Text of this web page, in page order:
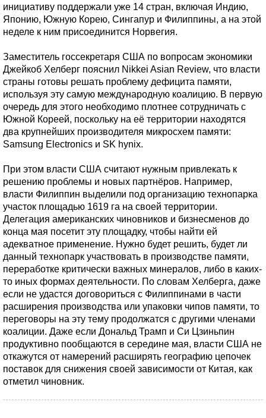
инициативу поддержали уже 14 стран, включая Индию,
Японию, Южную Корею, Сингапур и Филиппины, а на этой
неделе к ним присоединится Норвегия.
Заместитель госсекретаря США по вопросам экономики
Джейкоб Хелберг пояснил Nikkei Asian Review, что власти
страны готовы решать проблему дефицита памяти,
используя эту самую международную коалицию. В первую
очередь для этого необходимо плотнее сотрудничать с
Южной Кореей, поскольку на её территории находятся
два крупнейших производителя микросхем памяти:
Samsung Electronics и SK hynix.
При этом власти США считают нужным привлекать к
решению проблемы и новых партнёров. Например,
власти Филиппин выделили под организацию технопарка
участок площадью 1619 га на своей территории.
Делегация американских чиновников и бизнесменов до
конца мая посетит эту площадку, чтобы найти ей
адекватное применение. Нужно будет решить, будет ли
данный технопарк участвовать в производстве памяти,
переработке критически важных минералов, либо в каких-
то иных формах деятельности. По словам Хелберга, даже
если не удастся договориться с Филиппинами в части
расширения производства или упаковки чипов памяти, то
переговоры на эту тему продолжатся с другими членами
коалиции. Даже если Дональд Трамп и Си Цзиньпин
продуктивно пообщаются в середине мая, власти США не
откажутся от намерений расширять географию цепочек
поставок для снижения своей зависимости от Китая, как
отметил чиновник.